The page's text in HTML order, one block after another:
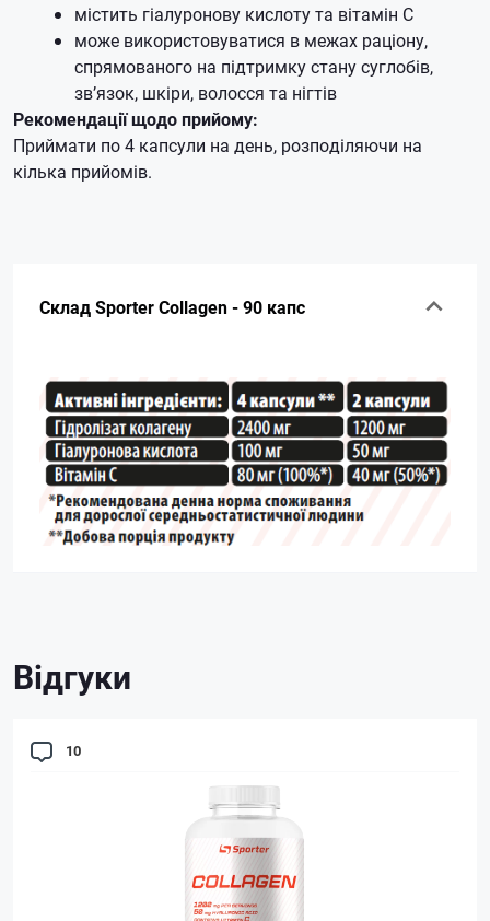
містить гіалуронову кислоту та вітамін С
може використовуватися в межах раціону,
спрямованого на підтримку стану суглобів,
зв’язок, шкіри, волосся та нігтів
Рекомендації щодо прийому:
Приймати по 4 капсули на день, розподіляючи на
кілька прийомів.
Склад Sporter Collagen - 90 капс
Відгуки
10